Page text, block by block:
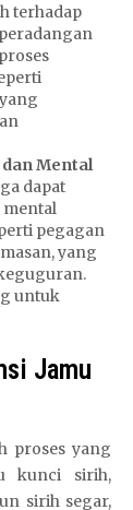
terhadap
Mental
dapat
mental
pegagan
yang
untuk
Jamu
proses yang
kunci sirih,
sirih segar,